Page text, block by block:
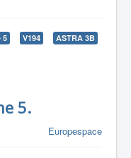
5 V194
ASTRA 3B
5.
Europespace